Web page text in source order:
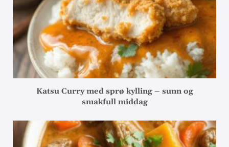
Katsu Curry med sprø kylling – sunn og
smakfull middag